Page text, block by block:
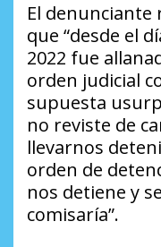
El
que “desde el
2022 fue
orden judicial
supuesta
no reviste de
llevarnos
orden de
nos detiene y
comisaría”.